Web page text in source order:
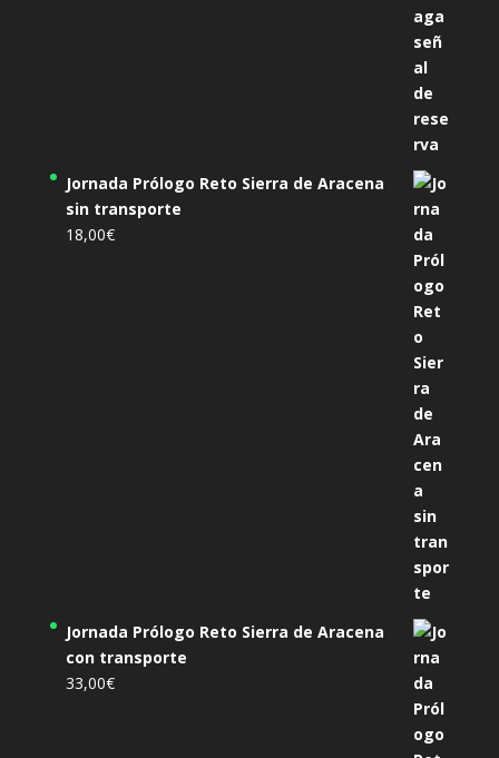
Jornada Prólogo Reto Sierra de Aracena
sin transporte
18,00€
Jornada Prólogo Reto Sierra de Aracena
con transporte
33,00€